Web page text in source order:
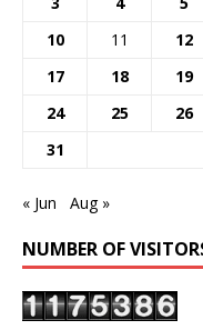
10
11 12
17
18 19
24
25 26
31
« Jun Aug »
NUMBER OF